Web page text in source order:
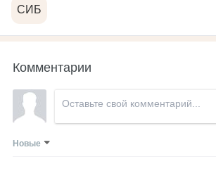
СИБ
Комментарии
Новые